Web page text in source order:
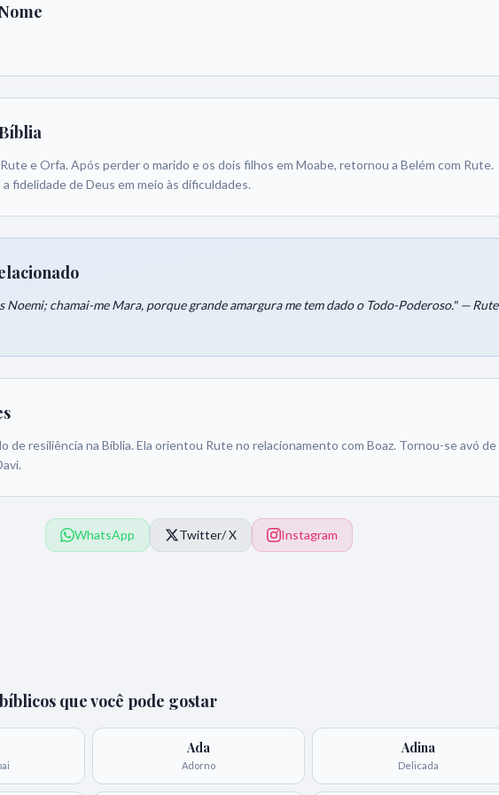
e Orfa. Após perder o marido e os dois filhos em Moabe, retornou a Belém com Rute.
fidelidade de Deus em meio às dificuldades.
Noemi; chamai-me Mara, porque grande amargura me tem dado o Todo-Poderoso." — Rute
de resiliência na Bíblia. Ela orientou Rute no relacionamento com Boaz. Tornou-se avó de
WhatsApp Twitter/ X Instagram
que você pode gostar
Ada
Adorno
Adina
Delicada